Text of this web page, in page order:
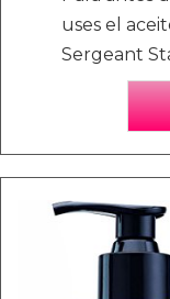
uses el
Sergeant